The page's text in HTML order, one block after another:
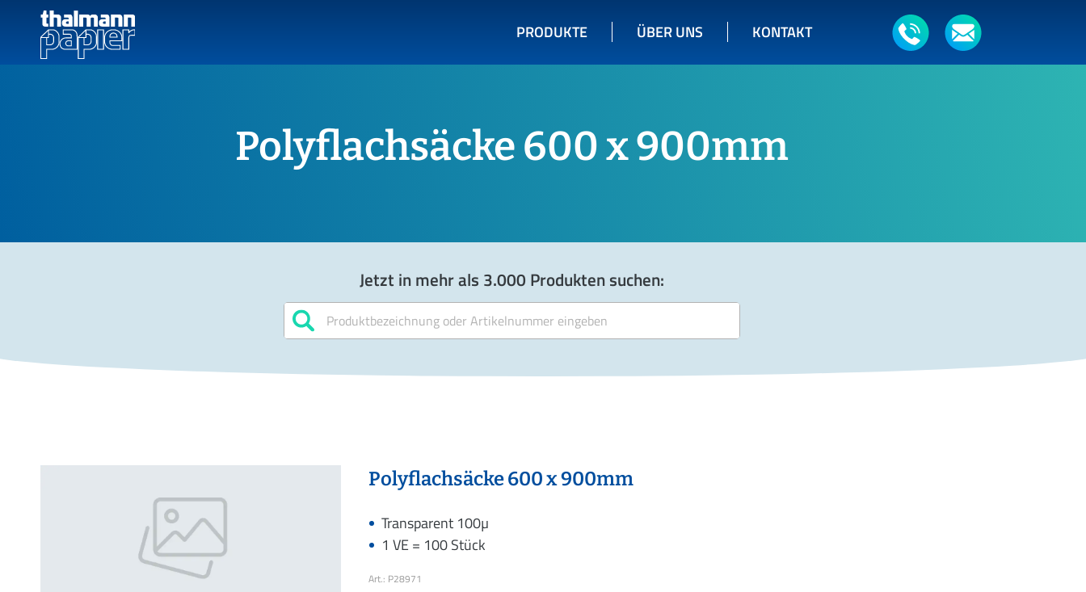
PRODUKTE ÜBER UNS KONTAKT
Polyflachsäcke 600 x 900mm
Jetzt in mehr als 3.000 Produkten suchen:
Polyflachsäcke 600 x 900mm
Transparent 100µ
1 VE = 100 Stück
Art.: P28971